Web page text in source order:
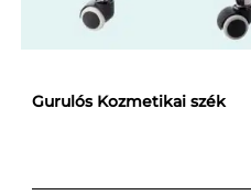
Gurulós Kozmetikai szék